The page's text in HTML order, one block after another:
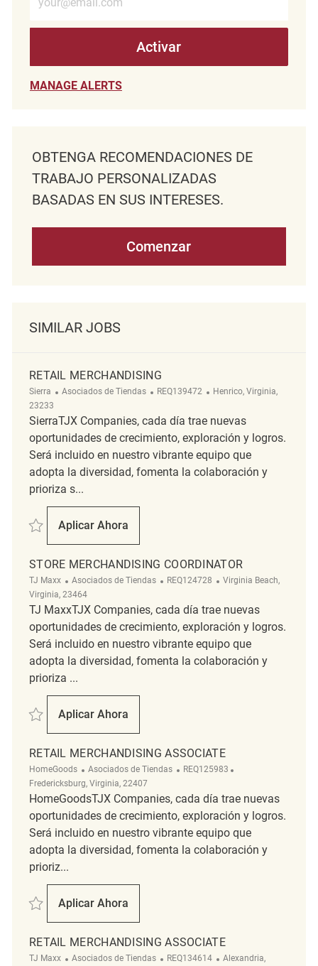
Activar
MANAGE ALERTS
OBTENGA RECOMENDACIONES DE
TRABAJO PERSONALIZADAS
BASADAS EN SUS INTERESES.
Comenzar
SIMILAR JOBS
RETAIL MERCHANDISING
Sierra Categoría
Asociados de Tiendas ReqId
REQ139472 Ubicación
Henrico, Virginia,
23233
SierraTJX Companies, cada día trae nuevas
oportunidades de crecimiento, exploración y logros.
Será incluido en nuestro vibrante equipo que
adopta la diversidad, fomenta la colaboración y
prioriza s...
Salvar Retail Merchandising REQ139472
Aplicar Ahora
Retail Merchandising
STORE MERCHANDISING COORDINATOR
TJ Maxx Categoría
Asociados de Tiendas ReqId
REQ124728 Ubicación
Virginia Beach,
Virginia, 23464
TJ MaxxTJX Companies, cada día trae nuevas
oportunidades de crecimiento, exploración y logros.
Será incluido en nuestro vibrante equipo que
adopta la diversidad, fomenta la colaboración y
prioriza ...
Salvar Store Merchandising Coordinator REQ124728
Aplicar Ahora
Store Merchandising Coordinator
RETAIL MERCHANDISING ASSOCIATE
HomeGoods Categoría
Asociados de Tiendas ReqId
REQ125983
Fredericksburg, Virginia, 22407
HomeGoodsTJX Companies, cada día trae nuevas
oportunidades de crecimiento, exploración y logros.
Será incluido en nuestro vibrante equipo que
adopta la diversidad, fomenta la colaboración y
prioriz...
Salvar Retail Merchandising Associate REQ125983
Aplicar Ahora
Retail Merchandising Associate
RETAIL MERCHANDISING ASSOCIATE
TJ Maxx Categoría
Asociados de Tiendas ReqId
REQ134614 Ubicación
Alexandria,